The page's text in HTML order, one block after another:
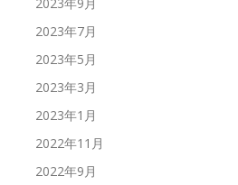
2023年7月
2023年5月
2023年3月
2023年1月
2022年11月
2022年9月